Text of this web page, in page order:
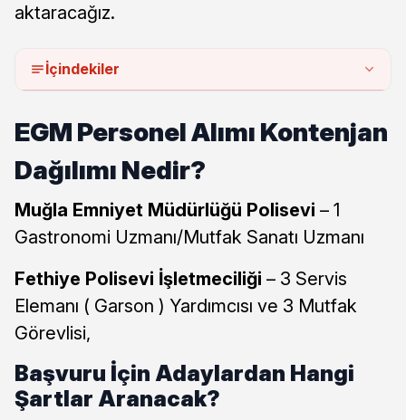
aktaracağız.
İçindekiler
EGM Personel Alımı Kontenjan
Dağılımı Nedir?
Muğla Emniyet Müdürlüğü Polisevi – 1
Gastronomi Uzmanı/Mutfak Sanatı Uzmanı
Fethiye Polisevi İşletmeciliği – 3 Servis
Elemanı ( Garson ) Yardımcısı ve 3 Mutfak
Görevlisi,
Başvuru İçin Adaylardan Hangi
Şartlar Aranacak?